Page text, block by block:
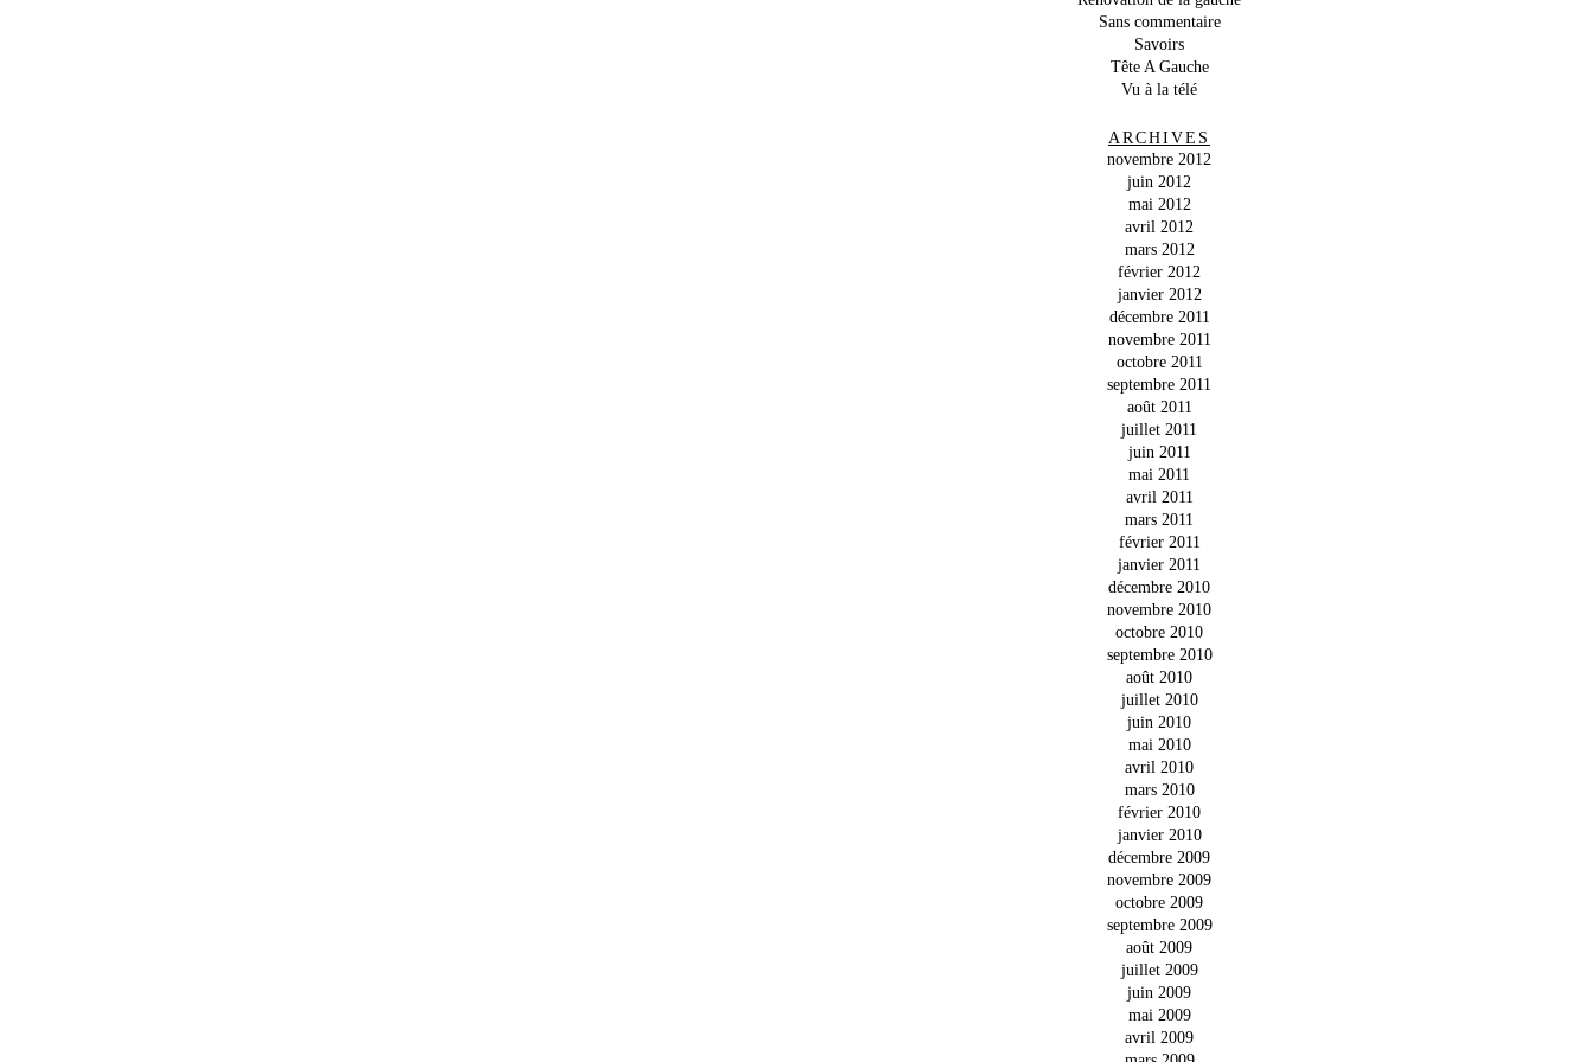
Sans commentaire
Savoirs
Tête A Gauche
Vu à la télé
ARCHIVES
novembre 2012
juin 2012
mai 2012
avril 2012
mars 2012
février 2012
janvier 2012
décembre 2011
novembre 2011
octobre 2011
septembre 2011
août 2011
juillet 2011
juin 2011
mai 2011
avril 2011
mars 2011
février 2011
janvier 2011
décembre 2010
novembre 2010
octobre 2010
septembre 2010
août 2010
juillet 2010
juin 2010
mai 2010
avril 2010
mars 2010
février 2010
janvier 2010
décembre 2009
novembre 2009
octobre 2009
septembre 2009
août 2009
juillet 2009
juin 2009
mai 2009
avril 2009